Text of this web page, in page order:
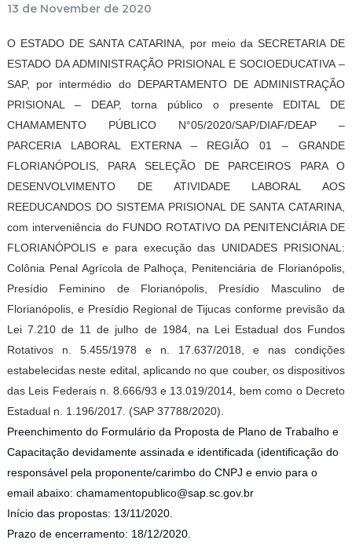
13 de November de 2020
O ESTADO DE SANTA CATARINA, por meio da SECRETARIA DE
ESTADO DA ADMINISTRAÇÃO PRISIONAL E SOCIOEDUCATIVA –
SAP, por intermédio do DEPARTAMENTO DE ADMINISTRAÇÃO
PRISIONAL – DEAP, torna público o presente EDITAL DE
CHAMAMENTO PÚBLICO N°05/2020/SAP/DIAF/DEAP –
PARCERIA LABORAL EXTERNA – REGIÃO 01 – GRANDE
FLORIANÓPOLIS, PARA SELEÇÃO DE PARCEIROS PARA O
DESENVOLVIMENTO DE ATIVIDADE LABORAL AOS
REEDUCANDOS DO SISTEMA PRISIONAL DE SANTA CATARINA,
com interveniência do FUNDO ROTATIVO DA PENITENCIÁRIA DE
FLORIANÓPOLIS e para execução das UNIDADES PRISIONAL:
Colônia Penal Agrícola de Palhoça, Penitenciária de Florianópolis,
Presídio Feminino de Florianópolis, Presídio Masculino de
Florianópolis, e Presídio Regional de Tijucas conforme previsão da
Lei 7.210 de 11 de julho de 1984, na Lei Estadual dos Fundos
Rotativos n. 5.455/1978 e n. 17.637/2018, e nas condições
estabelecidas neste edital, aplicando no que couber, os dispositivos
das Leis Federais n. 8.666/93 e 13.019/2014, bem como o Decreto
Estadual n. 1.196/2017. (SAP 37788/2020).
Preenchimento do Formulário da Proposta de Plano de Trabalho e
Capacitação devidamente assinada e identificada (identificação do
responsável pela proponente/carimbo do CNPJ e envio para o
email abaixo: chamamentopublico@sap.sc.gov.br
Início das propostas: 13/11/2020.
Prazo de encerramento: 18/12/2020.